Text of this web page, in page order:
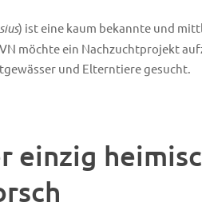
) ist eine kaum bekannte und
möchte ein Nachzuchtprojekt
und Elterntiere gesucht.
einzig